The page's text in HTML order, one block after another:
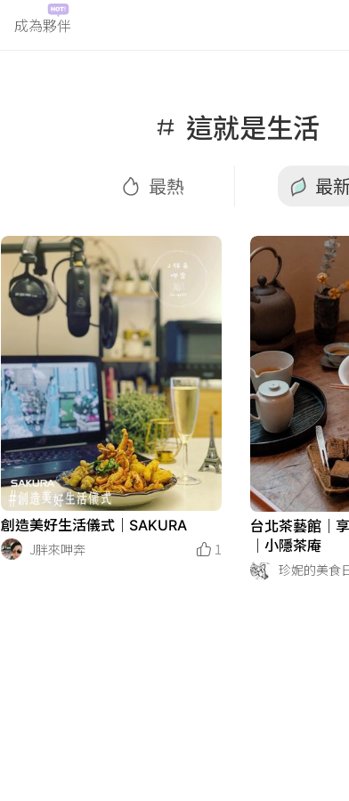
成為夥伴
這就是生活
最熱 最
最熱
創造美好生活儀式｜SAKURA
J胖來呷奔
1
台北茶藝館｜
｜小隱茶庵
珍妮的美食